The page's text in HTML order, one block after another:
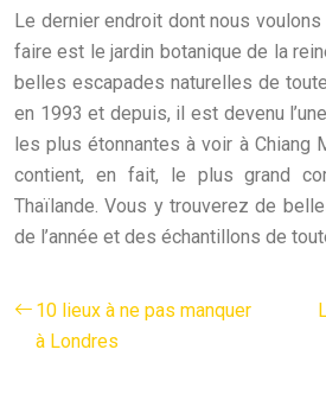
Le dernier endroit dont nous
faire est le jardin botanique de la
belles escapades naturelles de
en 1993 et depuis, il est devenu
les plus étonnantes à voir à Chiang
contient, en fait, le plus grand
Thaïlande. Vous y trouverez de
de l’année et des échantillons de
10 lieux à ne pas manquer
à Londres